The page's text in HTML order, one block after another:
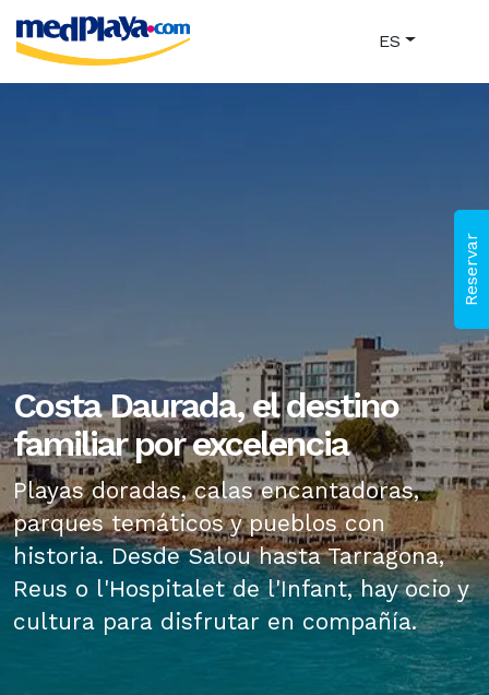
Reservar
ES
Costa Daurada, el destino
familiar por excelencia
Playas doradas, calas encantadoras,
parques temáticos y pueblos con
historia. Desde Salou hasta Tarragona,
Reus o l'Hospitalet de l'Infant, hay ocio y
cultura para disfrutar en compañía.